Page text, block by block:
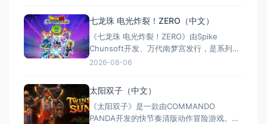
称：杀手：赦免（官方繁体中文定名） 美国
名称：Hitman: Absoluti
七龙珠 电光炸裂！ZERO（中文）
《七龙珠 电光炸裂！ZERO》由Spike
Chunsoft开发、万代南梦宫发行，是系列暌
违17年的正统续作。Switch及Switch 2双平
的高速3D格斗为核心，支持体感操控与全区
中文，融合故事、竞技与创作多种模式。
2026-08-06
太阳双子（中文）
《太阳双子》是一款由COMMANDO
PANDA开发的快节奏清版动作冒险游戏。双